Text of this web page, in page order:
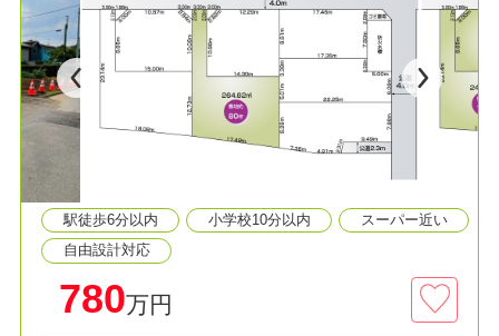
≫POINT
◆土地広 約80坪！自由設計可能
◆徒歩・車・電車でも利便性の高い立地
◆学校が徒歩7分圏内で通学も楽々♪
≫生活環境
◆長野中学校 徒歩２分
◆マミーマート 徒歩９分
◆クスリのアオキ 徒歩８分
◇資料請求・見学のご予約などお気軽にご利用く
駅徒歩6分以内 小学校10分以内
スーパー近い
自由設計対応
780万円